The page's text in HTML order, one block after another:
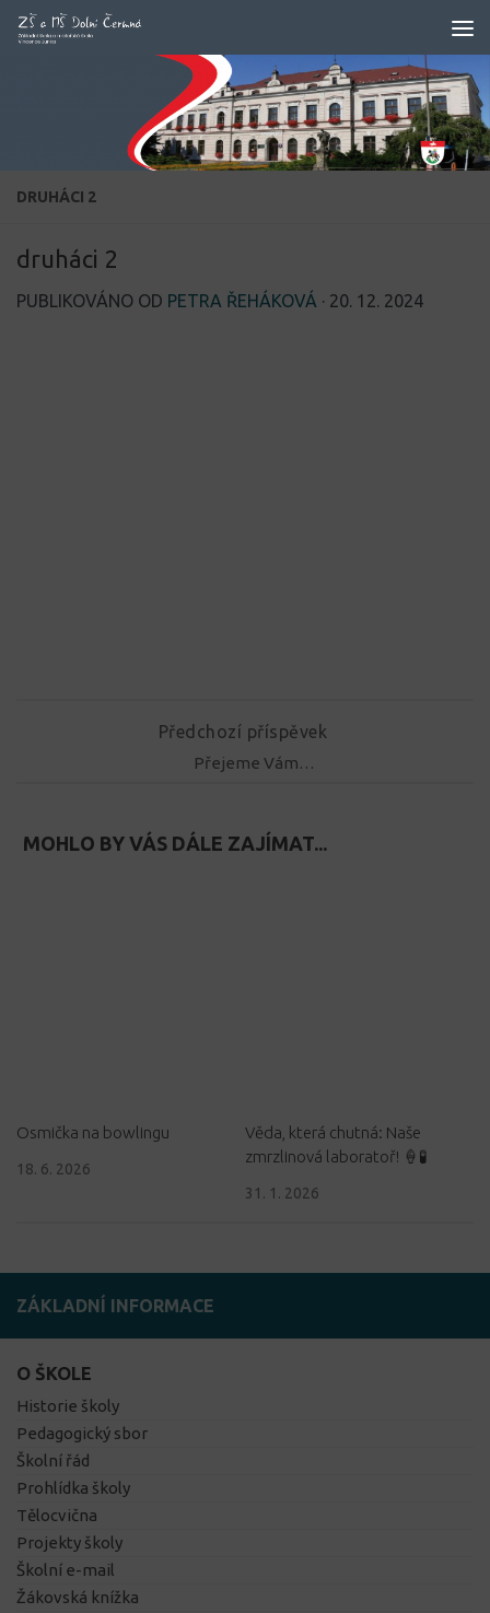
Skip to content
DRUHÁCI 2
druháci 2
PUBLIKOVÁNO OD PETRA ŘEHÁKOVÁ · 20. 12. 2024
Předchozí příspěvek
Přejeme Vám…
MOHLO BY VÁS DÁLE ZAJÍMAT...
Osmička na bowlingu
18. 6. 2026
Věda, která chutná: Naše
zmrzlinová laboratoř! 🍦🧪
31. 1. 2026
ZÁKLADNÍ INFORMACE
O ŠKOLE
Historie školy
Pedagogický sbor
Školní řád
Prohlídka školy
Tělocvična
Projekty školy
Školní e-mail
Žákovská knížka